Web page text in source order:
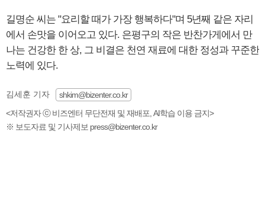
길명순 씨는 "요리할 때가 가장 행복하다"며 5년째 같은 자리
에서 손맛을 이어오고 있다. 은평구의 작은 반찬가게에서 만
나는 건강한 한 상, 그 비결은 천연 재료에 대한 정성과 꾸준한
노력에 있다.
김세훈 기자
shkim@bizenter.co.kr
<저작권자 ⓒ 비즈엔터 무단전재 및 재배포, AI학습 이용 금지>
※ 보도자료 및 기사제보 press@bizenter.co.kr